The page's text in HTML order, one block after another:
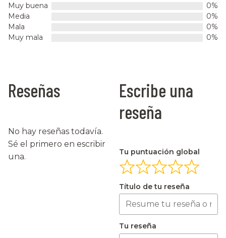
Muy buena
0%
Media
0%
Mala
0%
Muy mala
0%
Reseñas
No hay reseñas todavía.
Sé el primero en escribir
una.
Escribe una
reseña
Tu puntuación global
Título de tu reseña
Tu reseña